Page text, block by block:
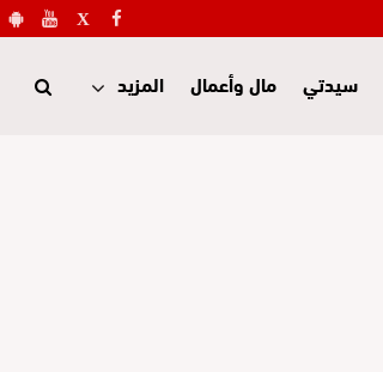
سيدتي مال وأعمال المزيد